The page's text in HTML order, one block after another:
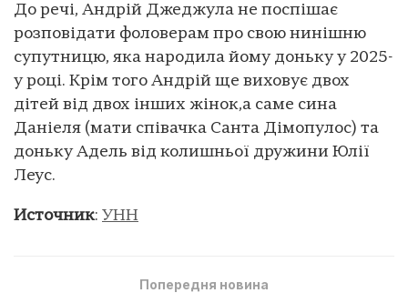
До речі, Андрій Джеджула не поспішає
розповідати фоловерам про свою нинішню
супутницю, яка народила йому доньку у 2025-
у році. Крім того Андрій ще виховує двох
дітей від двох інших жінок,а саме сина
Даніеля (мати співачка Санта Дімопулос) та
доньку Адель від колишньої дружини Юлії
Леус.
Источник: УНН
Попередня новина